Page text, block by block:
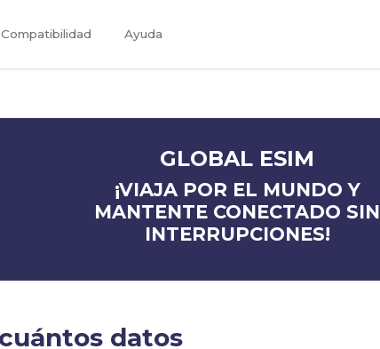
Compatibilidad Ayuda
GLOBAL ESIM
¡VIAJA POR EL MUNDO Y
MANTENTE CONECTADO SIN
INTERRUPCIONES!
datos